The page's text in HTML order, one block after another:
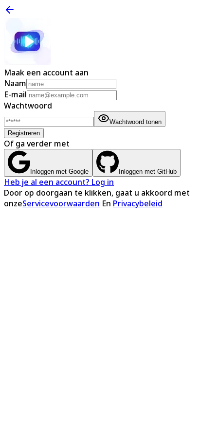
Maak een account aan
Naam
E-mail
Wachtwoord
Wachtwoord tonen
Registreren
Of ga verder met
Inloggen met Google Inloggen met GitHub
Heb je al een account? Log in
Door op doorgaan te klikken, gaat u akkoord met
onzeServicevoorwaarden En Privacybeleid